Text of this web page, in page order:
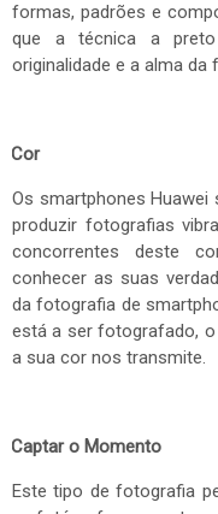
formas, padrões e
que a técnica a
originalidade e a alma da
Cor
Os smartphones
produzir fotografias
concorrentes deste
conhecer as suas
da fotografia de
está a ser fotografado,
a sua cor nos transmite.
Captar o Momento
Este tipo de fotografia